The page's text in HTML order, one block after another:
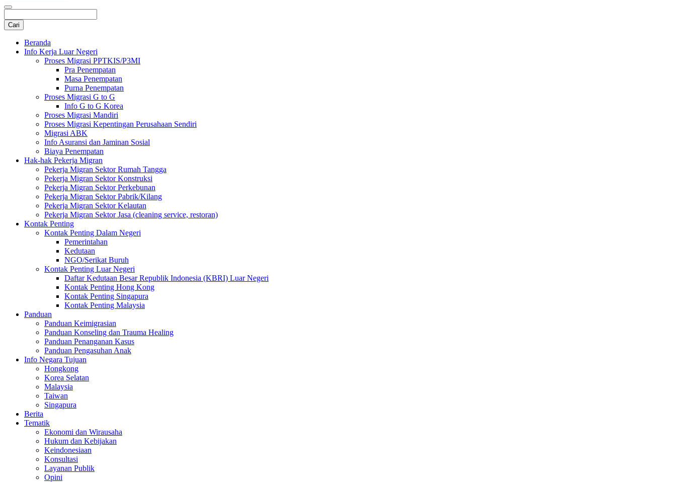
Beranda
Info Kerja Luar Negeri
Proses Migrasi PPTKIS/P3MI
Pra Penempatan
Masa Penempatan
Purna Penempatan
Proses Migrasi G to G
Info G to G Korea
Proses Migrasi Mandiri
Proses Migrasi Kepentingan Perusahaan Sendiri
Migrasi ABK
Info Asuransi dan Jaminan Sosial
Biaya Penempatan
Hak-hak Pekerja Migran
Pekerja Migran Sektor Rumah Tangga
Pekerja Migran Sektor Konstruksi
Pekerja Migran Sektor Perkebunan
Pekerja Migran Sektor Pabrik/Kilang
Pekerja Migran Sektor Kelautan
Pekerja Migran Sektor Jasa (cleaning service, restoran)
Kontak Penting
Kontak Penting Dalam Negeri
Pemerintahan
Kedutaan
NGO/Serikat Buruh
Kontak Penting Luar Negeri
Daftar Kedutaan Besar Republik Indonesia (KBRI) Luar Negeri
Kontak Penting Hong Kong
Kontak Penting Singapura
Kontak Penting Malaysia
Panduan
Panduan Keimigrasian
Panduan Konseling dan Trauma Healing
Panduan Penanganan Kasus
Panduan Pengasuhan Anak
Info Negara Tujuan
Hongkong
Korea Selatan
Malaysia
Taiwan
Singapura
Berita
Tematik
Ekonomi dan Wirausaha
Hukum dan Kebijakan
Keindonesiaan
Konsultasi
Layanan Publik
Opini